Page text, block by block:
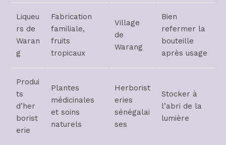
Liqueu
rs de
Waran
g
Fabrication
familiale,
fruits
tropicaux
Village
de
Warang
Bien
refermer la
bouteille
après usage
Produi
ts
d’her
borist
erie
Plantes
médicinales
et soins
naturels
Herborist
eries
sénégalai
ses
Stocker à
l’abri de la
lumière